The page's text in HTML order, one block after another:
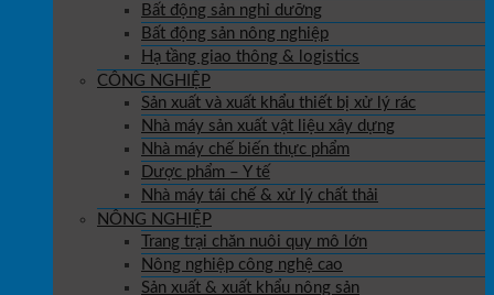
Bất động sản nghỉ dưỡng
Bất động sản nông nghiệp
Hạ tầng giao thông & logistics
CÔNG NGHIỆP
Sản xuất và xuất khẩu thiết bị xử lý rác
Nhà máy sản xuất vật liệu xây dựng
Nhà máy chế biến thực phẩm
Dược phẩm – Y tế
Nhà máy tái chế & xử lý chất thải
NÔNG NGHIỆP
Trang trại chăn nuôi quy mô lớn
Nông nghiệp công nghệ cao
Sản xuất & xuất khẩu nông sản